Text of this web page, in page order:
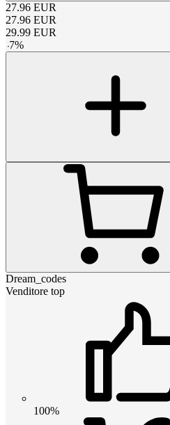
27.96 EUR
27.96 EUR
29.99 EUR
-7%
Dream_codes
Venditore top
100%